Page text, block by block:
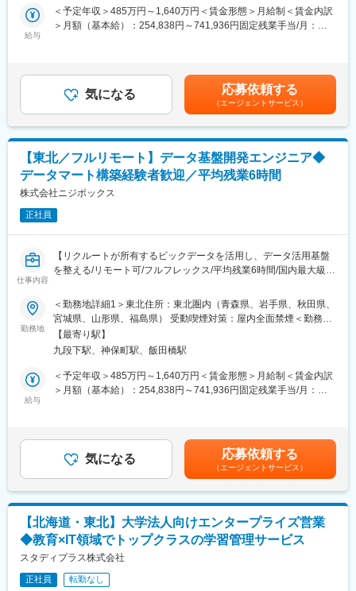
くので、焦らず自分のペースで成長できる環境です。
■業務の特徴：
・幅広い世代の方と連携するため、コミュニケーション力が活か
せます。
・自分の頑張りが寄付額や生産者からの感謝の声としてダイレク
トに返ってくるため、やりがいを実感しやすいお仕事です。
・成果を出した分だけチャンスが広がり、早期のキャリアアップ
も可能です。
■採用背景：
体（2025年8月時点）、寄付額は平均233％を記録しています。
現在も引き合いが多くありますが、人手が足りずお断りしている
そのため培った独自の手法を駆使し、全国各地で“ホントの地方創
生”を共に目指す仲間を増員募集しています。
変更の範囲：会社の定める業務
◎Adobe Analyticsを用いた計測要件の定義
◎タグマネジメントツールの実装・管理
・JavaScriptによるカスタムイベントの実装
◎データフィードやAPIを活用したデータ連携
・BigQueryやBIツール（Tableauなど）との連携設計
・データサイエンティストとの協業による分析基盤の整備
◎データガバナンス・運用効率化の推進
・権限管理やレポートスイートの最適化
・管理APIを用いた自動化・運用負荷の軽減
■本ポジションの魅力：
◎社会的インパクトの大きいデータに関われる
リクルートグループの大規模サービス群の裏側で、数百万～数千
支援できます。
◎技術とビジネスの両面で成長できる
単なるデータ処理にとどまらず、課題発見・要件定義・改善提案
まで一貫して関われるため、データエンジニアとしてもビジネス
◎スキルアップ支援
社内勉強会や技術共有文化も活発で、学び続けられる環境です
プログラミング言語：HTML/CSS/JavaScript
データ連携・分析：BigQuery、SQL、Tableau / Looker Studio
その他：GitHub / GitLab（バージョン管理）、Jira /
Confluence（タスク・ドキュメント管理）
変更の範囲：無
（リモートワーク含む）
給与
＜予定年収＞485万円～1,640万円＜賃金形態＞月給制＜賃金内訳
＞月額（基本給）：254,838円～741,936円固定残業手当/月：
給与詳細は、経験、能力、年齢を考慮の上決定します。※固定残業
手当は「グレード手当」として支給します。■査定：年2回■賞
与：年2回（6月と12月）賃金はあくまでも目安の金額であり、選
考を通じて上下する可能性があります。月給(月額)は固定手当を含
めた表記です。
気になる 応募依頼する
（エージェントサービス）
【東北／フルリモート】データ基盤開発エンジニア◆
データマート構築経験者歓迎／平均残業6時間
株式会社ニジボックス
正社員
仕事内容
【リクルートが所有するビックデータを活用し、データ活用基盤
を整える/リモート可/フルフレックス/平均残業6時間/国内最大級の
■概要：
リクルートグループの膨大なデータを利用して多様な事業を横断
して支える「プロダクトグロースエンジニア（PGE）」として、
データパイプラインやデータアプリケーションなど様々なプロダ
クトの開発業務に携わっていただきます。
トを企画・設計から開発まで一貫して運用する
・開発効率向上やパフォーマンス改善など、必須機能の開発以外
価値最大化に向けて主体的に取り組む
・自動テストや CI/CD、IaC などを前提に信頼性の高いサービス
を構築する
・クラウドネイティブな環境でアプリケーションからインフラま
で一貫して担当する
・セキュリティやプライバシー（個人情報の除去、アクセス制
勤務地
＜勤務地詳細1＞東北住所：東北圏内（青森県、岩手県、秋田県、
宮城県、山形県、福島県） 受動喫煙対策：屋内全面禁煙＜勤務地
詳細2＞本社住所：東京都千代田区九段北1丁目14-6 九段坂上KS
ビル 南棟4階勤務地最寄駅：東京メトロ東西線半蔵門線／九段下
（リモートワーク含む）
【最寄り駅】
九段下駅、神保町駅、飯田橋駅
給与
＜予定年収＞485万円～1,640万円＜賃金形態＞月給制＜賃金内訳
＞月額（基本給）：254,838円～741,936円固定残業手当/月：
給与詳細は、経験、能力、年齢を考慮の上決定します。賃金はあ
くまでも目安の金額であり、選考を通じて上下する可能性があり
ます。月給(月額)は固定手当を含めた表記です。
気になる 応募依頼する
（エージェントサービス）
【北海道・東北】大学法人向けエンタープライズ営業
◆教育×IT領域でトップクラスの学習管理サービス
スタディプラス株式会社
正社員 転勤なし